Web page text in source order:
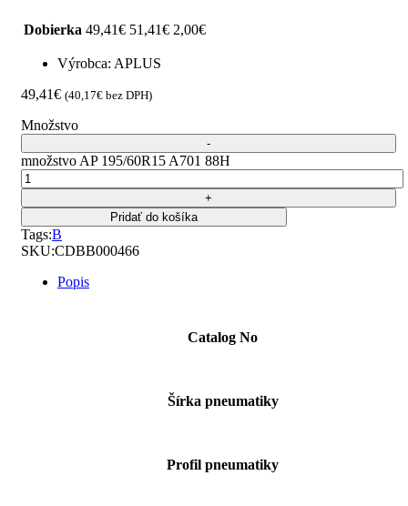
Dobierka 49,41€ 51,41€ 2,00€
Výrobca: APLUS
49,41€ (40,17€ bez DPH)
Množstvo
množstvo AP 195/60R15 A701 88H
Pridať do košíka
Tags:B
SKU:CDBB000466
Popis
Catalog No
Šírka pneumatiky
Profil pneumatiky